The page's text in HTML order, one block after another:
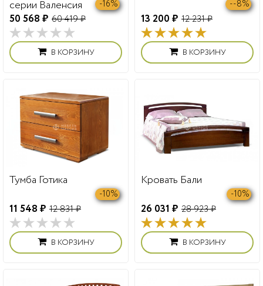
серии Валенсия
50 568 ₽ 60 419 ₽
-16%
В КОРЗИНУ
13 200 ₽ 12 231 ₽
--8%
В КОРЗИНУ
Тумба Готика
11 548 ₽ 12 831 ₽
-10%
В КОРЗИНУ
Кровать Бали
26 031 ₽ 28 923 ₽
-10%
В КОРЗИНУ